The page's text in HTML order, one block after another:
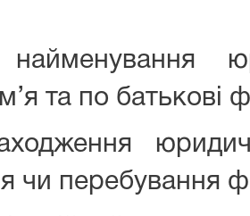
та по батькові
чи перебування